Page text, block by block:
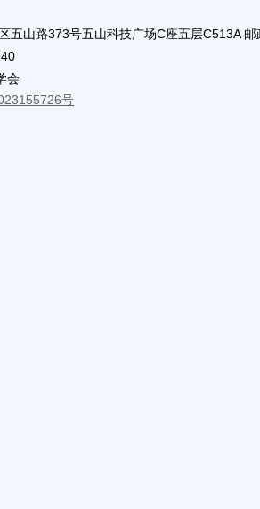
五山路373号五山科技广场C座五层C513A
会
号